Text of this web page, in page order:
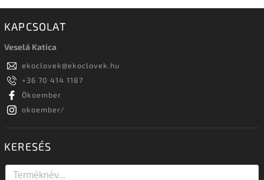
KAPCSOLAT
Veselá Katica
ekoclovek@ekoclovek.hu
+36 70 414 1187
Ökoember
okoember/
KERESÉS